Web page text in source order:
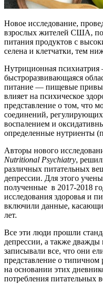
Новое исследование,
взрослых жителей США,
питания продуктов с
селена и клетчатки, тем
Нутриционная психиатрия
быстроразвивающаяся
питание — пищевые
влияет на психическое
представление о том, что
соединений,
воспалением и
определенные нутриенты
Авторы нового
Nutritional Psychiatry,
различных питательных
депрессии. Для этого
полученные в 2017-2018
исследования здоровья и
включили данные,
лет.
Все эти люди прошли
депрессии, а также дважды
записывали все, что они
представление о типичном
на основании этих
потребления питательных